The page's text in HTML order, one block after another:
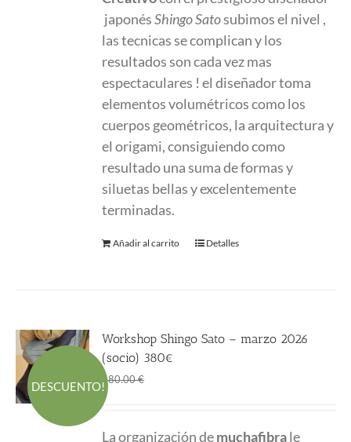
japonésShingo Satosubimos el nivel ,
las tecnicas se complican y los
resultados son cada vez mas
espectaculares ! el diseñador toma
elementos volumétricos como los
cuerpos geométricos, la arquitectura y
el origami, consiguiendo como
resultado una suma de formas y
siluetas bellas y excelentemente
terminadas.
Añadir al carrito Detalles
DESCUENTO!
Workshop Shingo Sato – marzo 2026
(socio) 380€
580.00€
La organización demuchafibrale